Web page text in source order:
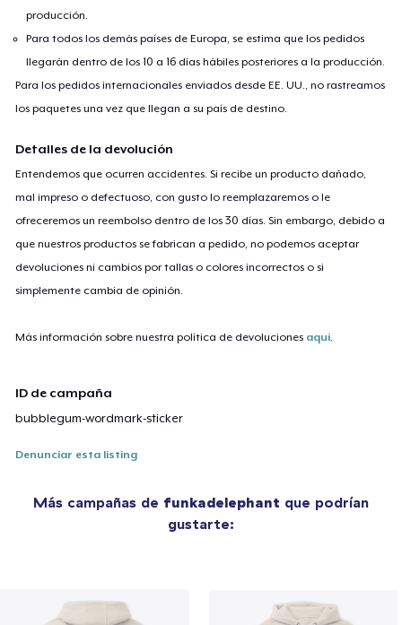
producción.
Para todos los demás países de Europa, se estima que los pedidos
llegarán dentro de los 10 a 16 días hábiles posteriores a la producción.
Para los pedidos internacionales enviados desde EE. UU., no rastreamos
los paquetes una vez que llegan a su país de destino.
Detalles de la devolución
Entendemos que ocurren accidentes. Si recibe un producto dañado,
mal impreso o defectuoso, con gusto lo reemplazaremos o le
ofreceremos un reembolso dentro de los 30 días. Sin embargo, debido a
que nuestros productos se fabrican a pedido, no podemos aceptar
devoluciones ni cambios por tallas o colores incorrectos o si
simplemente cambia de opinión.
Más información sobre nuestra política de devoluciones aquí
ID de campaña
bubblegum-wordmark-sticker
Denunciar esta listing
Más campañas de funkadelephant que podrían
gustarte: